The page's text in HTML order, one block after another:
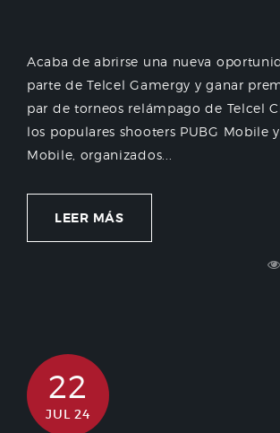
Acaba de abrirse una nueva
parte de Telcel Gamergy y ganar
par de torneos relámpago de Telcel
los populares shooters PUBG Mobile
Mobile, organizados...
LEER MÁS
22
JUL 24